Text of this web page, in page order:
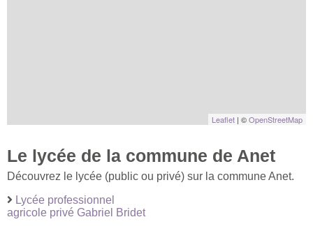
Leaflet | ©OpenStreetMap
Le lycée de la commune de Anet
Découvrez le lycée (public ou privé) sur la commune Anet.
Lycée professionnel
agricole privé Gabriel Bridet